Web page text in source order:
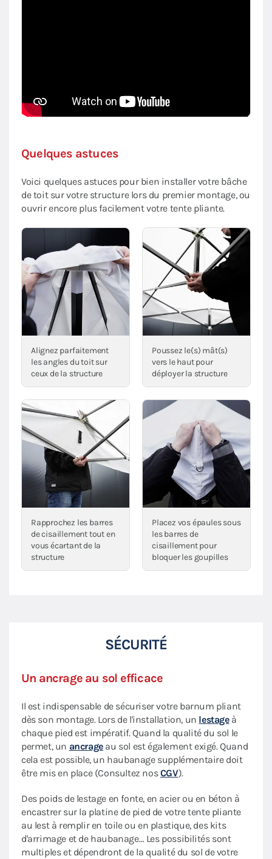
Quelques astuces
Voici quelques astuces pour bien installer votre bâche
de toit sur votre structure lors du premier montage, ou
ouvrir encore plus facilement votre tente pliante.
Alignez parfaitement
les angles du toit sur
ceux de la structure
Poussez le(s) mât(s)
vers le haut pour
déployer la structure
Rapprochez les barres
de cisaillement tout en
vous écartant de la
structure
Placez vos épaules sous
les barres de
cisaillement pour
bloquer les goupilles
SÉCURITÉ
Un ancrage au sol efficace
Il est indispensable de sécuriser votre barnum pliant
dès son montage. Lors de l'installation, un lestageà
chaque pied est impératif. Quand la qualité du sol le
permet, un ancrageau sol est également exigé. Quand
cela est possible, un haubanage supplémentaire doit
être mis en place (Consultez nosCGV).
Des poids de lestage en fonte, en acier ou en béton à
encastrer sur la platine de pied de votre tente pliante
au lest à remplir en toile ou en plastique, des kits
d'arrimage et de haubanage… Les possibilités sont
multiples et dépendront de la qualité du sol de votre